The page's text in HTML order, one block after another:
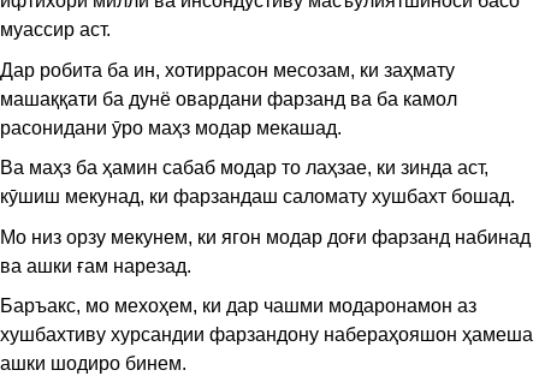
муассир аст.
Дар робита ба ин, хотиррасон месозам, ки заҳмату
машаққати ба дунё овардани фарзанд ва ба камол
расонидани ӯро маҳз модар мекашад.
Ва маҳз ба ҳамин сабаб модар то лаҳзае, ки зинда аст,
кӯшиш мекунад, ки фарзандаш саломату хушбахт бошад.
Мо низ орзу мекунем, ки ягон модар доғи фарзанд набинад
ва ашки ғам нарезад.
Баръакс, мо мехоҳем, ки дар чашми модаронамон аз
хушбахтиву хурсандии фарзандону набераҳояшон ҳамеша
ашки шодиро бинем.